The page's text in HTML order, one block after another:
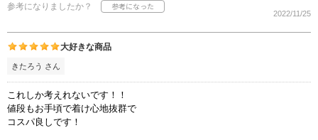
参考になりましたか？
2022/11/25
大好きな商品
きたろう さん
これしか考えれないです！！
値段もお手頃で着け心地抜群で
コスパ良しです！